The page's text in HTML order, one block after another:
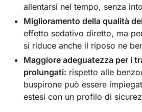
allentarsi nel tempo, senza
Miglioramento della qualità
effetto sedativo diretto, ma
si riduce anche il riposo ne
Maggiore adeguatezza per i
prolungati: rispetto alle
buspirone può essere
estesi con un profilo di